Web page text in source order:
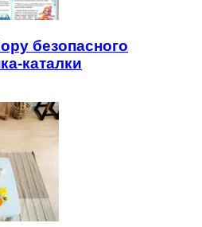
безопасного
каталки